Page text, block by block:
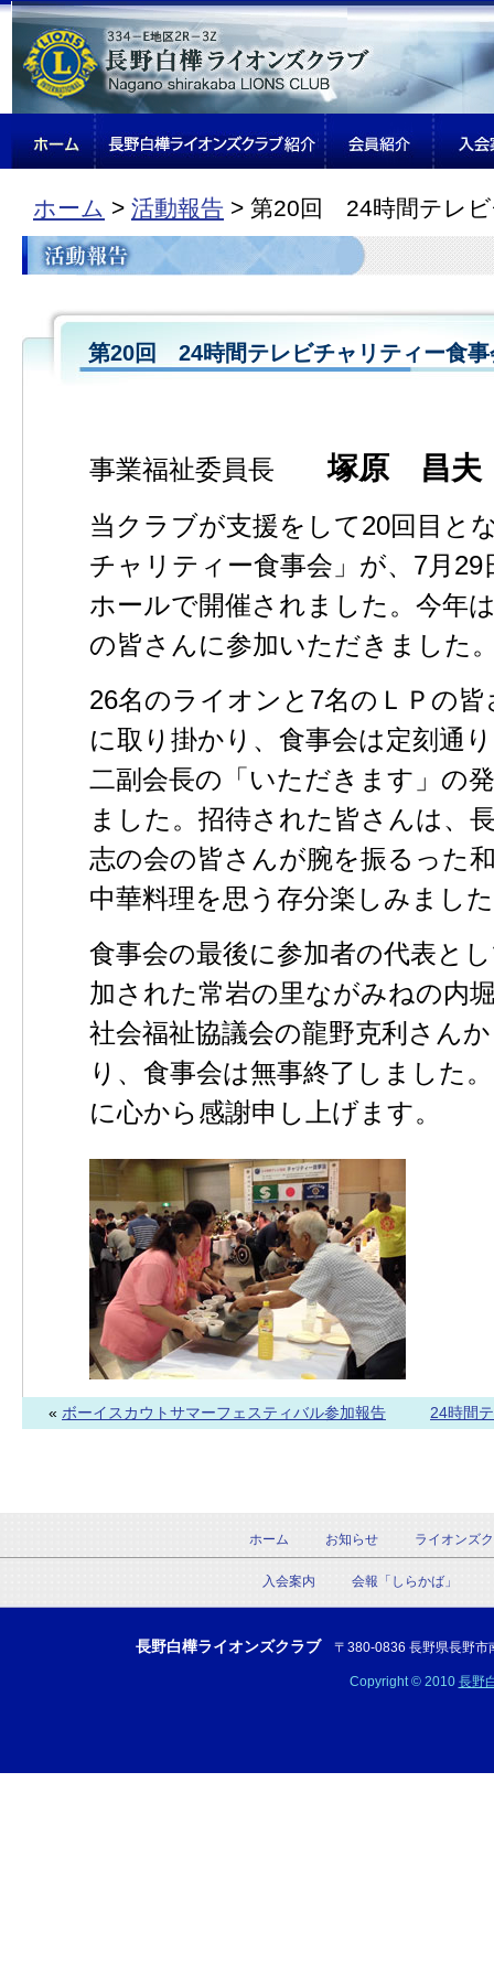
ホーム > 活動報告 > 第20回 24時間テレ
第20回 24時間テレビチャリティー食事
事業福祉委員長塚原 昌夫
当クラブが支援をして20回目と
チャリティー食事会」が、7月
ホールで開催されました。今年
の皆さんに参加いただきました
26名のライオンと7名のＬＰの
に取り掛かり、食事会は定刻通
二副会長の「いただきます」の
ました。招待された皆さんは、
志の会の皆さんが腕を振るった
中華料理を思う存分楽しみまし
食事会の最後に参加者の代表と
加された常岩の里ながみねの内
社会福祉協議会の龍野克利さん
り、食事会は無事終了しました
に心から感謝申し上げます。
« ボーイスカウトサマーフェスティバル参加報告 24時間
ホーム お知らせ ライオンズ
入会案内 会報「しらかば」
長野白樺ライオンズクラブ 〒380-0836 長野県長野市
Copyright © 2010 長野